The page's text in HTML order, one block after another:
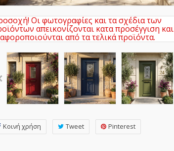
Οι φωτογραφίες και τα σχέδια των
απεικονίζονται κατα προσέγγιση και
από τα τελικά προϊόντα.
Κοινή χρήση Tweet Pinterest